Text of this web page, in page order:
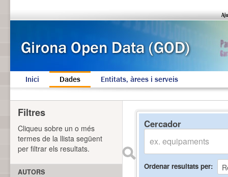
Inici Dades Entitats, àrees i serveis
Cercador
Ordenar resultats per
Filtres
Cliqueu sobre un o més
termes de la llista següent
per filtrar els resultats.
AUTORS